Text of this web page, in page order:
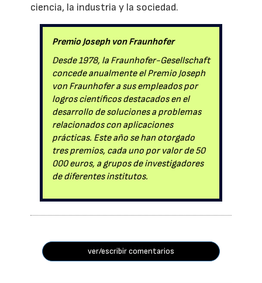
ciencia, la industria y la sociedad.
Premio Joseph von Fraunhofer
Desde 1978, la Fraunhofer-Gesellschaft
concede anualmente el Premio Joseph
von Fraunhofer a sus empleados por
logros científicos destacados en el
desarrollo de soluciones a problemas
relacionados con aplicaciones
prácticas. Este año se han otorgado
tres premios, cada uno por valor de 50
000 euros, a grupos de investigadores
de diferentes institutos.
ver/escribir comentarios